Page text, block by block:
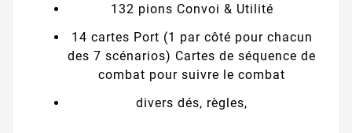
132 pions Convoi & Utilité
14 cartes Port (1 par côté pour chacun
des 7 scénarios) Cartes de séquence de
combat pour suivre le combat
divers dés, règles,